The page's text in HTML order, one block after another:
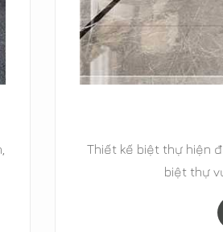
29+ Mẫu thiết kế nội